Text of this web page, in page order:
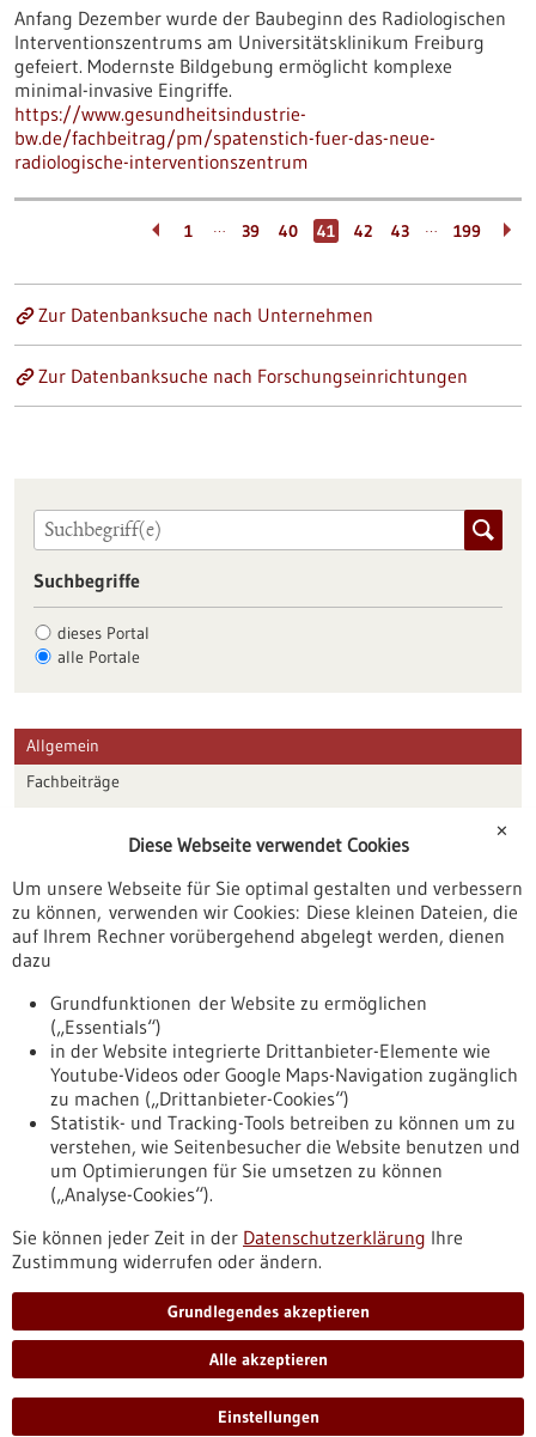
Anfang Dezember wurde der Baubeginn des Radiologischen
Interventionszentrums am Universitätsklinikum Freiburg
gefeiert. Modernste Bildgebung ermöglicht komplexe
minimal-invasive Eingriffe.
https://www.gesundheitsindustrie-
bw.de/fachbeitrag/pm/spatenstich-fuer-das-neue-
radiologische-interventionszentrum
1 … 39 40 41 42 43 … 199
Zur Datenbanksuche nach Unternehmen
Zur Datenbanksuche nach Forschungseinrichtungen
Suchbegriffe
dieses Portal
alle Portale
Allgemein
Fachbeiträge
Veranstaltungen
Erscheinungsdatum
Nach oben
Informiert bleiben
Newsletter abonnieren
✕
Diese Webseite verwendet Cookies
Um unsere Webseite für Sie optimal gestalten und verbessern
zu können, verwenden wir Cookies: Diese kleinen Dateien, die
auf Ihrem Rechner vorübergehend abgelegt werden, dienen
dazu
Grundfunktionen der Website zu ermöglichen
(„Essentials“)
in der Website integrierte Drittanbieter-Elemente wie
Youtube-Videos oder Google Maps-Navigation zugänglich
zu machen („Drittanbieter-Cookies“)
Statistik- und Tracking-Tools betreiben zu können um zu
verstehen, wie Seitenbesucher die Website benutzen und
um Optimierungen für Sie umsetzen zu können
(„Analyse-Cookies“).
Sie können jeder Zeit in der Datenschutzerklärung Ihre
Zustimmung widerrufen oder ändern.
Grundlegendes akzeptieren
Alle akzeptieren
Einstellungen